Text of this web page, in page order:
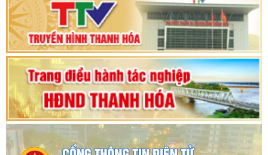
Bế mạc Kỳ họp thứ hai bốn, Hội đồng nhân dân
tỉnh khoá XVIII